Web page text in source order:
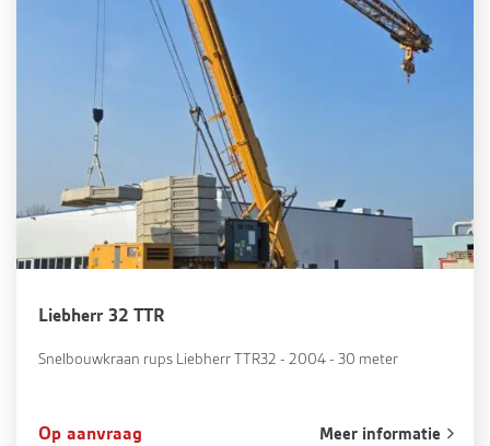
Liebherr 32 TTR
Snelbouwkraan rups Liebherr TTR32 - 2004 - 30 meter
Op aanvraag Meer informatie